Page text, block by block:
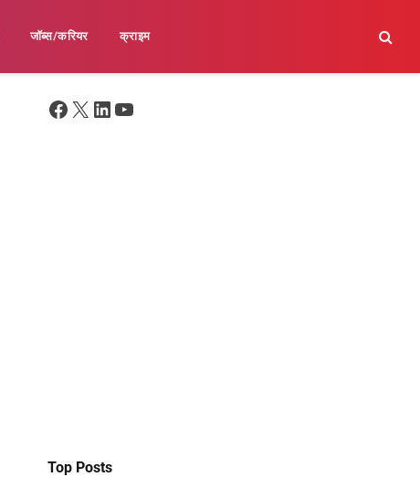
जॉब्स/करियर क्राइम
Facebook
X LinkedIn
YouTube
Top Posts